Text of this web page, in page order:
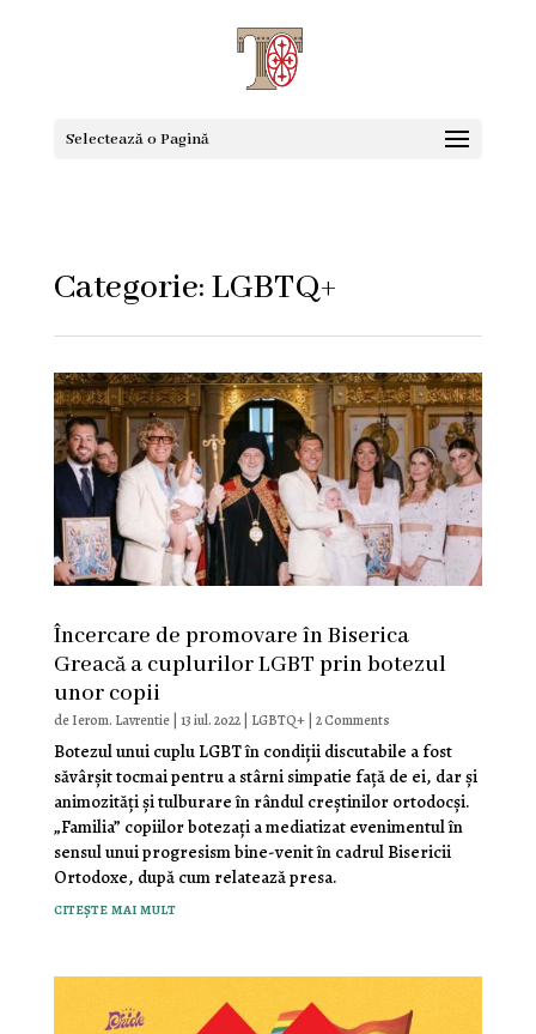
Selectează o Pagină
Categorie: LGBTQ+
Încercare de promovare în Biserica
Greacă a cuplurilor LGBT prin botezul
unor copii
deIerom. Lavrentie| 13 iul. 2022| LGBTQ+| 2 Comments
Botezul unui cuplu LGBT în condiții discutabile a fost
săvârșit tocmai pentru a stârni simpatie față de ei, dar și
animozități și tulburare în rândul creștinilor ortodocși.
„Familia” copiilor botezați a mediatizat evenimentul în
sensul unui progresism bine-venit în cadrul Bisericii
Ortodoxe, după cum relatează presa.
citește mai mult